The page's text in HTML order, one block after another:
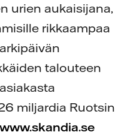
urien aukaisijana,
rikkaampaa
talouteen
miljardia Ruotsin
www.skandia.se